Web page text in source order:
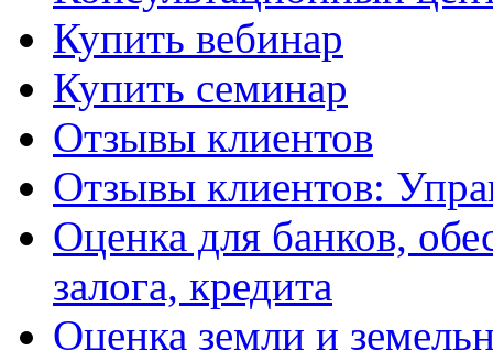
Купить вебинар
Купить семинар
Отзывы клиентов
Отзывы клиентов:
Оценка для банков,
залога, кредита
Оценка земли и